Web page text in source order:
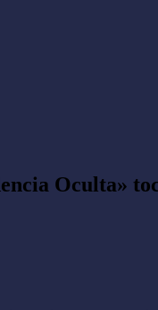
Oculta»